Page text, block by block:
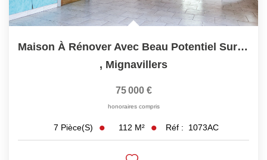
Maison À Rénover Avec Beau Potentiel Sur Terrain De Plus De...
, Mignavillers
75 000 €
honoraires compris
7 Pièce(s) 112 M² Réf : 1073AC